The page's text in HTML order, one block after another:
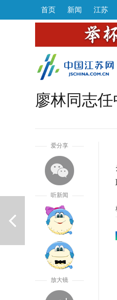
首页 新闻 江苏
廖林同志
爱分享
听新闻
放大镜